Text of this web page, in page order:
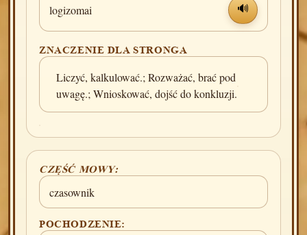
logizomai 🔊
ZNACZENIE DLA STRONGA
Liczyć, kalkulować.; Rozważać, brać pod
uwagę.; Wnioskować, dojść do konkluzji.
CZĘŚĆ MOWY:
czasownik
POCHODZENIE: